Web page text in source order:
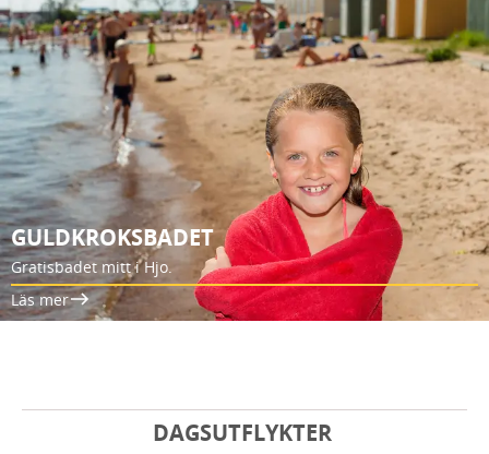
GULDKROKSBADET
Gratisbadet mitt i Hjo.
Läs mer
DAGSUTFLYKTER